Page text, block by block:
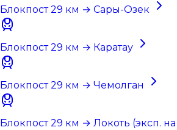
Блокпост 29 км → Сары-Озек
Блокпост 29 км → Каратау
Блокпост 29 км → Чемолган
Блокпост 29 км → Локоть (эксп.